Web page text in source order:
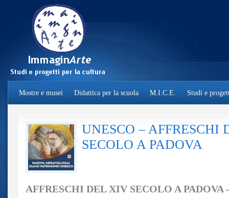
Mostre e musei Didattica per la scuola M.I.C.E. Studi e
UNESCO – AFFRESCHI
SECOLO A PADOVA
AFFRESCHI DEL XIV SECOLO A PADOVA